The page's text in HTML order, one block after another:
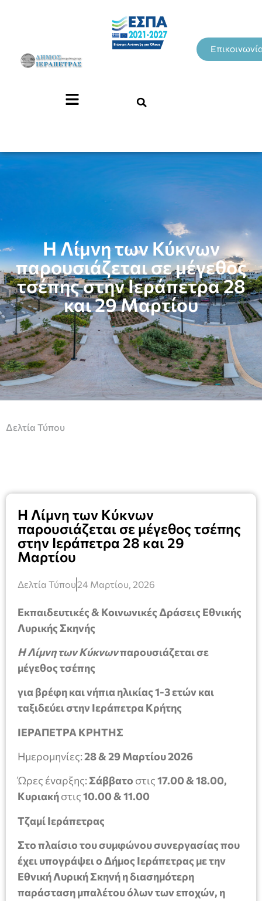
Η Λίμνη των Κύκνων
παρουσιάζεται σε μέγεθος
τσέπης στην Ιεράπετρα 28
και 29 Μαρτίου
Δελτία Τύπου
Η Λίμνη των Κύκνων
παρουσιάζεται σε μέγεθος τσέπης
στην Ιεράπετρα 28 και 29
Μαρτίου
Δελτία Τύπου 24 Μαρτίου, 2026
Εκπαιδευτικές & Κοινωνικές Δράσεις Εθνικής
Λυρικής Σκηνής
ΗΛίμνη των Κύκνωνπαρουσιάζεται σε
μέγεθος τσέπης
για βρέφη και νήπια ηλικίας 1-3 ετών και
ταξιδεύει στην Ιεράπετρα Κρήτης
ΙΕΡΑΠΕΤΡΑ ΚΡΗΤΗΣ
Ημερομηνίες:28 & 29 Μαρτίου 2026
Ώρες έναρξης:Σάββατο στις17.00 & 18.00,
Κυριακήστις10.00 & 11.00
Τζαμί Ιεράπετρας
Στο πλαίσιο του συμφώνου συνεργασίας που
έχει υπογράψει ο Δήμος Ιεράπετρας με την
Εθνική Λυρική Σκηνή η διασημότερη
παράσταση μπαλέτου όλων των εποχών, η